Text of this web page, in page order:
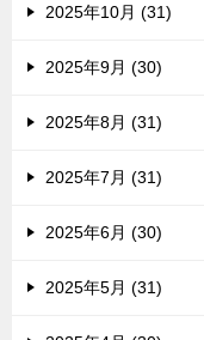
2025年10月 (31)
2025年9月 (30)
2025年8月 (31)
2025年7月 (31)
2025年6月 (30)
2025年5月 (31)